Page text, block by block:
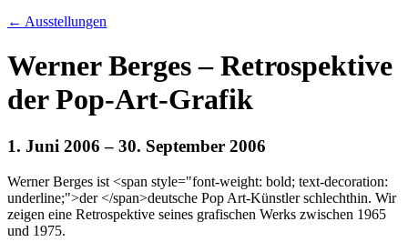
← Ausstellungen
Werner Berges – Retrospektive
der Pop-Art-Grafik
1. Juni 2006 – 30. September 2006
Werner Berges ist <span style="font-weight: bold; text-decoration:
underline;">der </span>deutsche Pop Art-Künstler schlechthin. Wir
zeigen eine Retrospektive seines grafischen Werks zwischen 1965
und 1975.